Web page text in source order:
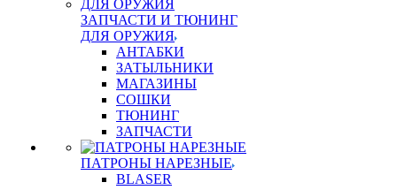
ЗАПЧАСТИ И ТЮНИНГ
ДЛЯ ОРУЖИЯ
АНТАБКИ
ЗАТЫЛЬНИКИ
МАГАЗИНЫ
СОШКИ
ТЮНИНГ
ЗАПЧАСТИ
ПАТРОНЫ НАРЕЗНЫЕ
BLASER